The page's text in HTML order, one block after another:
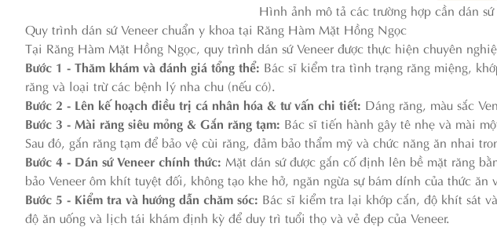
Hình ảnh mô tả các trường hợp cần dán sứ
Quy trình dán sứ Veneer chuẩn y khoa tại Răng Hàm Mặt Hồng Ngọc
Tại Răng Hàm Mặt Hồng Ngọc, quy trình dán sứ Veneer được thực hiện chuyên
Bước 1 - Thăm khám và đánh giá tổng thể: Bác sĩ kiểm tra tình trạng răng miệng,
răng và loại trừ các bệnh lý nha chu (nếu có).
Bước 2 - Lên kế hoạch điều trị cá nhân hóa & tư vấn chi tiết: Dáng răng, màu sắc
Bước 3 - Mài răng siêu mỏng & Gắn răng tạm: Bác sĩ tiến hành gây tê nhẹ và mài
Sau đó, gắn răng tạm để bảo vệ cùi răng, đảm bảo thẩm mỹ và chức năng ăn nhai
Bước 4 - Dán sứ Veneer chính thức: Mặt dán sứ được gắn cố định lên bề mặt răng
bảo Veneer ôm khít tuyệt đối, không tạo khe hở, ngăn ngừa sự bám dính của thức ăn
Bước 5 - Kiểm tra và hướng dẫn chăm sóc: Bác sĩ kiểm tra lại khớp cắn, độ khít sát
độ ăn uống và lịch tái khám định kỳ để duy trì tuổi thọ và vẻ đẹp của Veneer.